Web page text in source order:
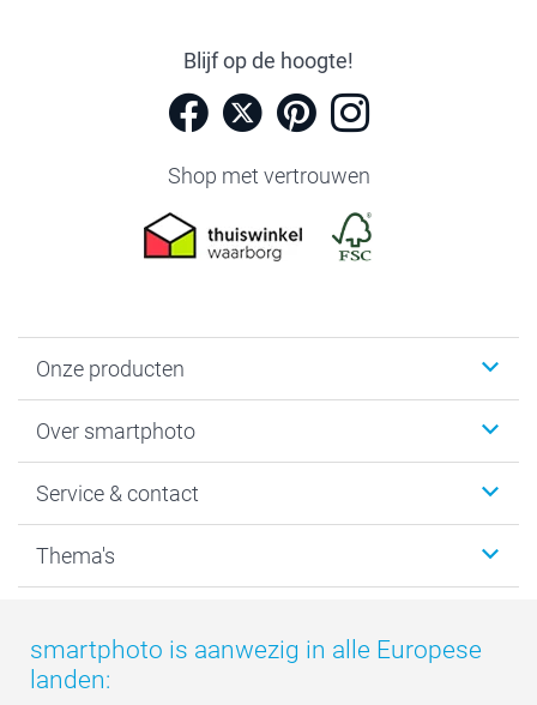
Blijf op de hoogte!
Shop met vertrouwen
Onze producten
Fotoboeken
Fotocadeaus
Kaarten
Over smartphoto
Vacatures
Bestelproces
Privacy
Cookiebeleid
Service & contact
Tevredenheidsgarantie
smartbonus
smartfriends
Thema's
Moederdag
Vaderdag
smartphoto is aanwezig in alle Europese
landen: